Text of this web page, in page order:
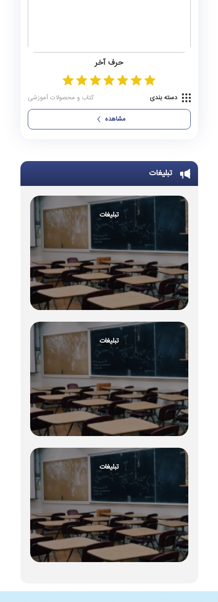
حرف آخر
دسته بندی
کتاب و محصولات آموزشی
مشاهده
تبلیغات
تبلیغات
تبلیغات
تبلیغات